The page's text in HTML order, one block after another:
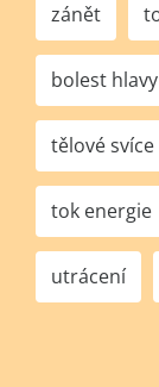
zánět
bolest hlavy
tělové svíce
tok energie
utrácení